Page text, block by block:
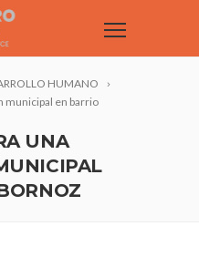
HUMANO
municipal en barrio
UNA